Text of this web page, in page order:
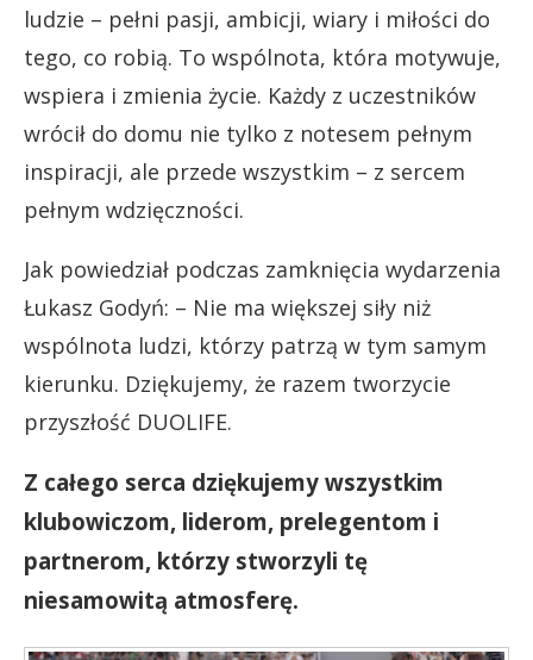
ludzie – pełni pasji, ambicji, wiary i miłości do
tego, co robią. To wspólnota, która motywuje,
wspiera i zmienia życie. Każdy z uczestników
wrócił do domu nie tylko z notesem pełnym
inspiracji, ale przede wszystkim – z sercem
pełnym wdzięczności.
Jak powiedział podczas zamknięcia wydarzenia
Łukasz Godyń: – Nie ma większej siły niż
wspólnota ludzi, którzy patrzą w tym samym
kierunku. Dziękujemy, że razem tworzycie
przyszłość DUOLIFE.
Z całego serca dziękujemy wszystkim
klubowiczom, liderom, prelegentom i
partnerom, którzy stworzyli tę
niesamowitą atmosferę.